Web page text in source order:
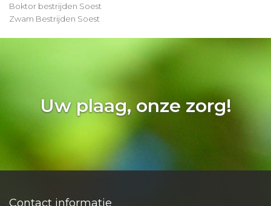
Boktor bestrijden Soest
Zwam Bestrijden Soest
Uw plaag, onze zorg!
Contact informatie